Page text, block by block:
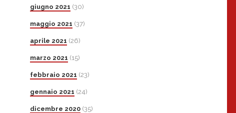
giugno 2021 (30)
maggio 2021 (37)
aprile 2021 (26)
marzo 2021 (15)
febbraio 2021 (23)
gennaio 2021 (24)
dicembre 2020(35)